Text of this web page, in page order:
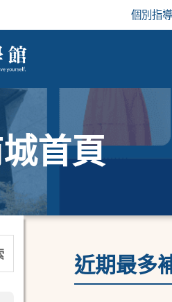
個別指導
首頁
近期最多